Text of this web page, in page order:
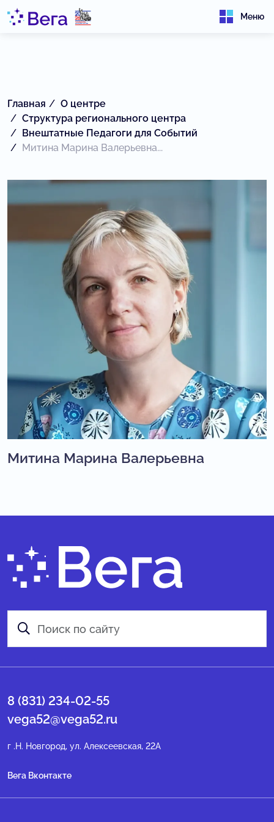
Меню
Главная
О центре
Структура регионального центра
Внештатные Педагоги для Событий
Митина Марина Валерьевна...
Митина Марина Валерьевна
8 (831) 234-02-55
vega52@vega52.ru
г .Н. Новгород, ул. Алексеевская, 22А
Вега Вконтакте